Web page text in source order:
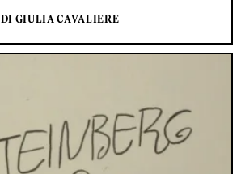
DI GIULIA CAVALIERE